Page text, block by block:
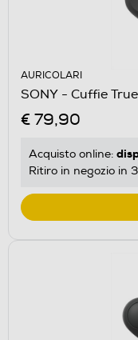
AURICOLARI
SONY - Cuffie
€ 79,90
Acquisto online:
Ritiro in negozio in